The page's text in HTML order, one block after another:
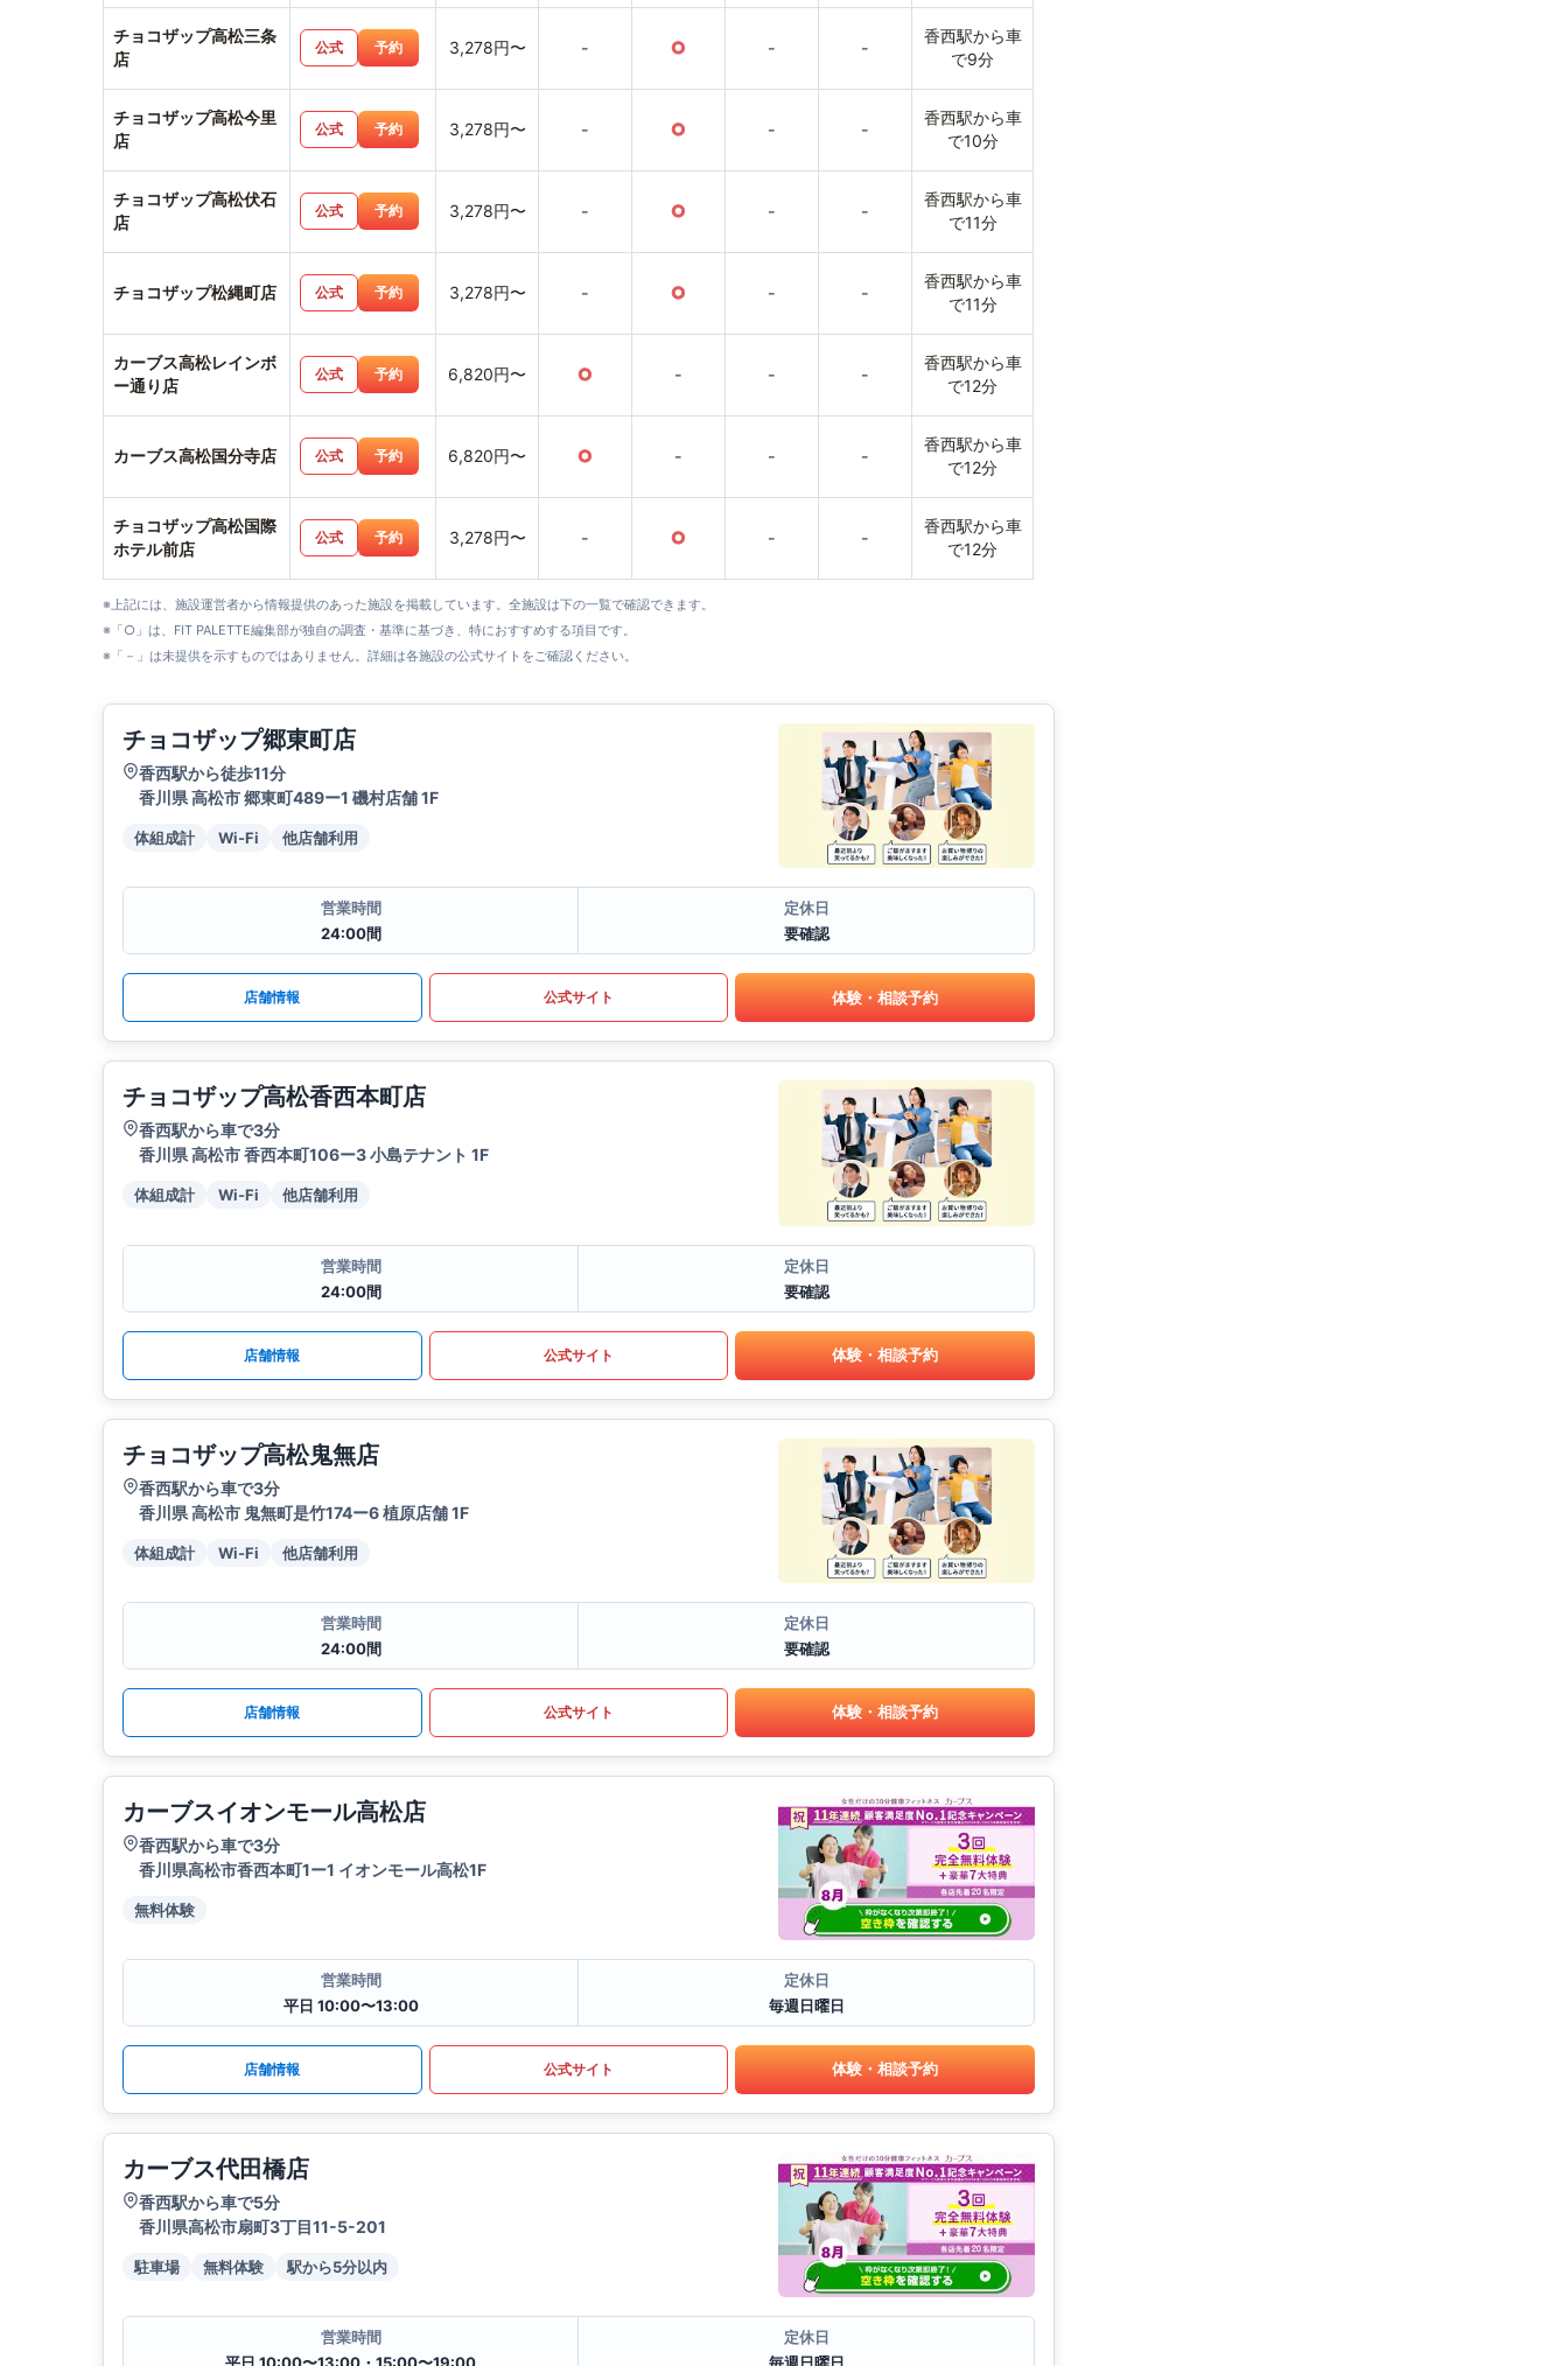
チョコザップ高松三条
店
公式 予約 3,278円〜 - ○ - -
香西駅から車
で9分
チョコザップ高松今里
店
公式 予約 3,278円〜 - ○ - -
香西駅から車
で10分
チョコザップ高松伏石
店
公式 予約 3,278円〜 - ○ - -
香西駅から車
で11分
チョコザップ松縄町店 公式 予約 3,278円〜 - ○ - -
香西駅から車
で11分
カーブス高松レインボ
ー通り店
公式 予約 6,820円〜 ○ - - -
香西駅から車
で12分
カーブス高松国分寺店 公式 予約 6,820円〜 ○ - - -
香西駅から車
で12分
チョコザップ高松国際
ホテル前店
公式 予約 3,278円〜 - ○ - -
香西駅から車
で12分
※上記には、施設運営者から情報提供のあった施設を掲載しています。全施設は下の一覧で確認できます。
※「○」は、FIT PALETTE編集部が独自の調査・基準に基づき、特におすすめする項目です。
※「－」は未提供を示すものではありません。詳細は各施設の公式サイトをご確認ください。
チョコザップ郷東町店
香西駅から徒歩11分
香川県 高松市 郷東町489ー1 磯村店舗 1F
体組成計 Wi-Fi 他店舗利用
営業時間
24:00間
定休日
要確認
店舗情報 公式サイト 体験・相談予約
チョコザップ高松香西本町店
香西駅から車で3分
香川県 高松市 香西本町106ー3 小島テナント 1F
体組成計 Wi-Fi 他店舗利用
営業時間
24:00間
定休日
要確認
店舗情報 公式サイト 体験・相談予約
チョコザップ高松鬼無店
香西駅から車で3分
香川県 高松市 鬼無町是竹174ー6 植原店舗 1F
体組成計 Wi-Fi 他店舗利用
営業時間
24:00間
定休日
要確認
店舗情報 公式サイト 体験・相談予約
カーブスイオンモール高松店
香西駅から車で3分
香川県高松市香西本町1ー1 イオンモール高松1F
無料体験
営業時間
平日 10:00〜13:00
定休日
毎週日曜日
店舗情報 公式サイト 体験・相談予約
カーブス代田橋店
香西駅から車で5分
香川県高松市扇町3丁目11-5-201
駐車場 無料体験 駅から5分以内
営業時間
平日 10:00〜13:00・15:00〜19:00
定休日
毎週日曜日